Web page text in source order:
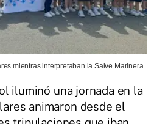
mientras interpretaban la Salve Marinera.
iluminó una jornada en la
animaron desde el